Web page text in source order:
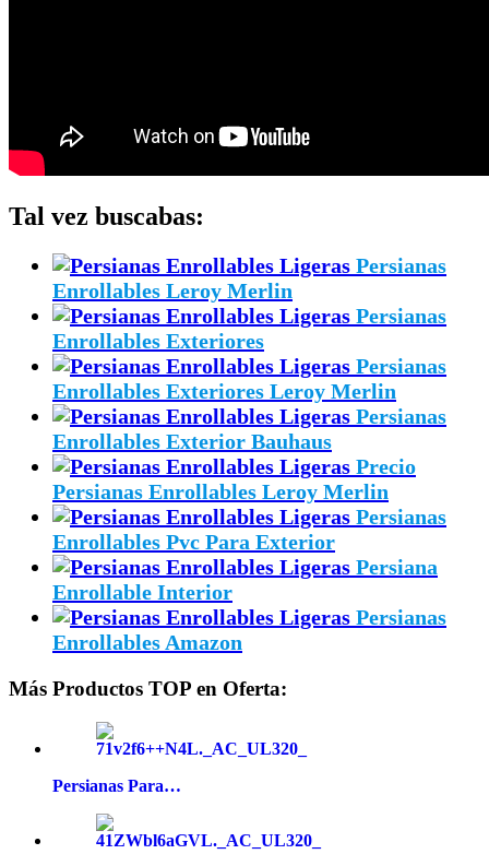
Tal vez buscabas:
Persianas
Enrollables Leroy Merlin
Persianas
Enrollables Exteriores
Persianas
Enrollables Exteriores Leroy Merlin
Persianas
Enrollables Exterior Bauhaus
Precio
Persianas Enrollables Leroy Merlin
Persianas
Enrollables Pvc Para Exterior
Persiana
Enrollable Interior
Persianas
Enrollables Amazon
Más Productos TOP en Oferta:
Persianas Para…